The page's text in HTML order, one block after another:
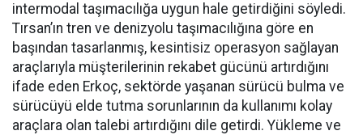
intermodal taşımacılı­ğa uygun hale getirdiğini söyledi.
Tırsan’ın tren ve denizyolu taşı­macılığına göre en
başından ta­sarlanmış, kesintisiz operasyon sağlayan
araçlarıyla müşterile­rinin rekabet gücünü artırdığını
ifade eden Erkoç, sektörde yaşa­nan sürücü bulma ve
sürücüyü el­de tutma sorunlarının da kullanı­mı kolay
araçlara olan talebi ar­tırdığını dile getirdi. Yükleme ve